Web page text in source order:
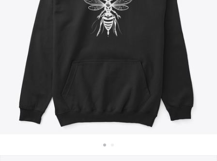
Venda em todo lugar